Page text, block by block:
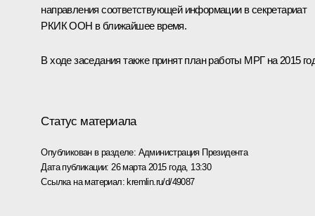
направления соответствующей информации в секретариат
РКИК ООН в ближайшее время.
В ходе заседания также принят план работы МРГ на 2015
Статус материала
Опубликован в разделе: Администрация Президента
Дата публикации: 26 марта 2015 года, 13:30
Ссылка на материал: kremlin.ru/d/49087